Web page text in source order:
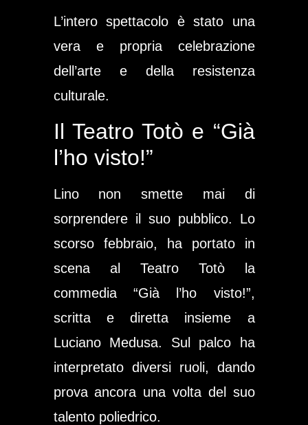
L’intero spettacolo è stato una
vera e propria celebrazione
dell’arte e della resistenza
culturale.
Il Teatro Totò e “Già
l’ho visto!”
Lino non smette mai di
sorprendere il suo pubblico. Lo
scorso febbraio, ha portato in
scena al Teatro Totòla
commedia “Già l’ho visto!”,
scritta e diretta insieme a
Luciano Medusa. Sul palco ha
interpretato diversi ruoli, dando
prova ancora una volta del suo
talento poliedrico.